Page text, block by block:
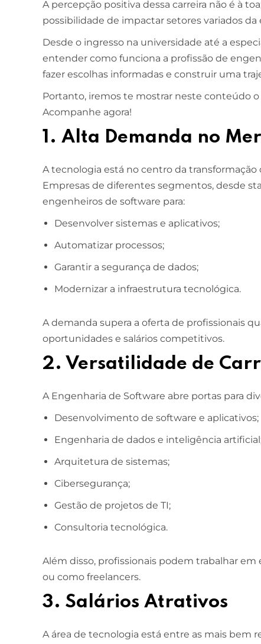
A percepção positiva dessa carreira não é à
possibilidade de impactar setores variados da
Desde o ingresso na universidade até a
entender como funciona a profissão de
fazer escolhas informadas e construir uma
Portanto, iremos te mostrar neste conteúdo
Acompanhe agora!
1. Alta Demanda no
A tecnologia está no centro da
Empresas de diferentes segmentos, desde
engenheiros de software para:
Desenvolver sistemas e aplicativos;
Automatizar processos;
Garantir a segurança de dados;
Modernizar a infraestrutura tecnológica.
A demanda supera a oferta de profissionais
oportunidades e salários competitivos.
2. Versatilidade de
A Engenharia de Software abre portas para
Desenvolvimento de software e aplicativos;
Engenharia de dados e inteligência
Arquitetura de sistemas;
Cibersegurança;
Gestão de projetos de TI;
Consultoria tecnológica.
Além disso, profissionais podem trabalhar
ou como freelancers.
3. Salários Atrativos
A área de tecnologia está entre as mais bem